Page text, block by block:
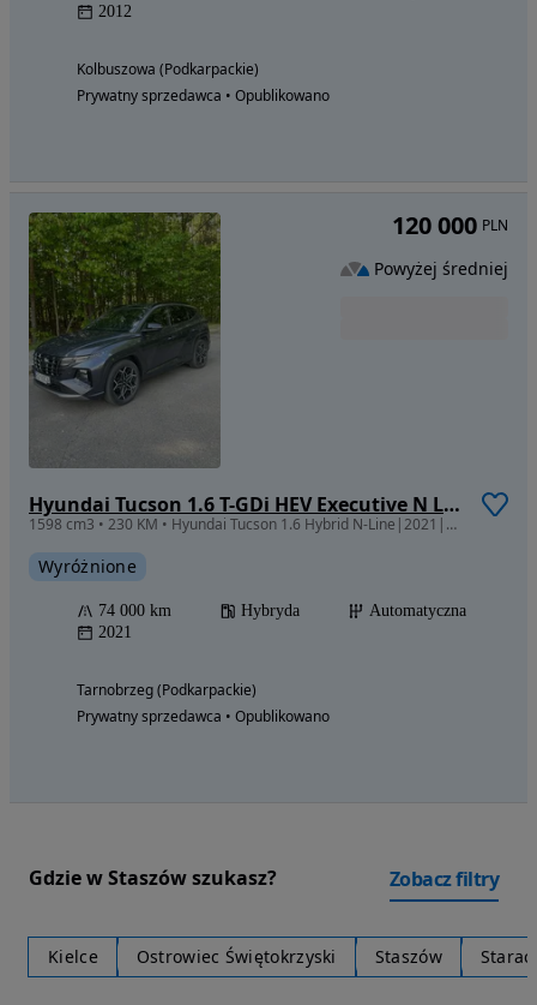
2012
Kolbuszowa (Podkarpackie)
Prywatny sprzedawca • Opublikowano
Hyundai Tucson 1.6 T-GDi HEV Executive N Line 2WD
1598 cm3 • 230 KM • Hyundai Tucson 1.6 Hybrid N-Line|2021|74 000 km|Automat|120 000 zł
Wyróżnione
74 000 km Hybryda
Automatyczna
2021
Tarnobrzeg (Podkarpackie)
Prywatny sprzedawca • Opublikowano
120 000 PLN
Powyżej średniej
Gdzie w Staszów szukasz? Zobacz filtry
Kielce Ostrowiec Świętokrzyski Staszów